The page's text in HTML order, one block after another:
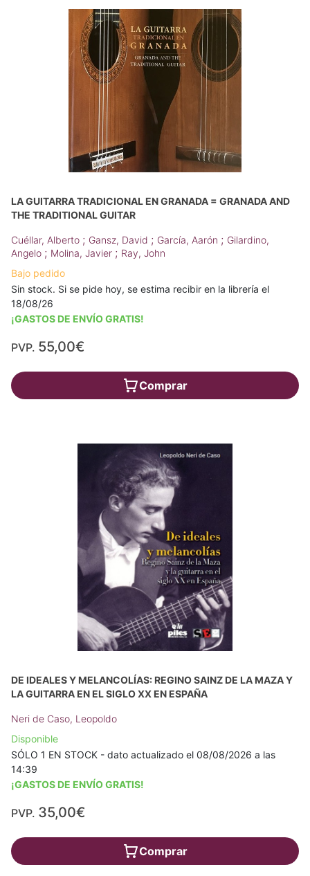
LA GUITARRA TRADICIONAL EN GRANADA = GRANADA AND
THE TRADITIONAL GUITAR
Cuéllar, Alberto ; Gansz, David ; García, Aarón ; Gilardino,
Angelo ; Molina, Javier ; Ray, John
Bajo pedido
Sin stock. Si se pide hoy, se estima recibir en la librería el
18/08/26
¡GASTOS DE ENVÍO GRATIS!
PVP. 55,00€
Comprar
DE IDEALES Y MELANCOLÍAS: REGINO SAINZ DE LA MAZA Y
LA GUITARRA EN EL SIGLO XX EN ESPAÑA
Neri de Caso, Leopoldo
Disponible
SÓLO 1 EN STOCK - dato actualizado el 08/08/2026 a las
14:39
¡GASTOS DE ENVÍO GRATIS!
PVP. 35,00€
Comprar